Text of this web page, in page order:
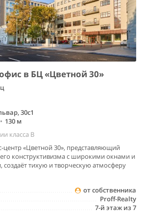
в БЦ «Цветной 30»
30с1
• 130 м
класса B
центр «Цветной 30», представляющий
конструктивизма с широкими окнами и
тихую и творческую атмосферу
от собственника
Proff-Realty
7-й этаж из 7